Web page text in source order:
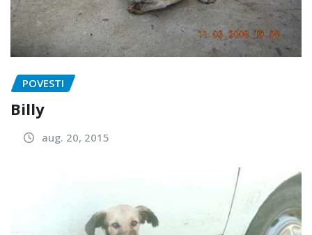
POVESTI
Billy
aug. 20, 2015